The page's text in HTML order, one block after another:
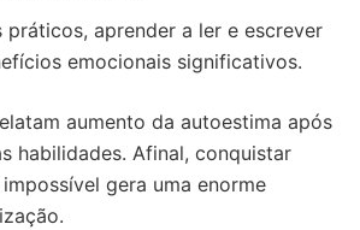
práticos, aprender a ler e escrever
emocionais significativos.
aumento da autoestima após
habilidades. Afinal, conquistar
gera uma enorme